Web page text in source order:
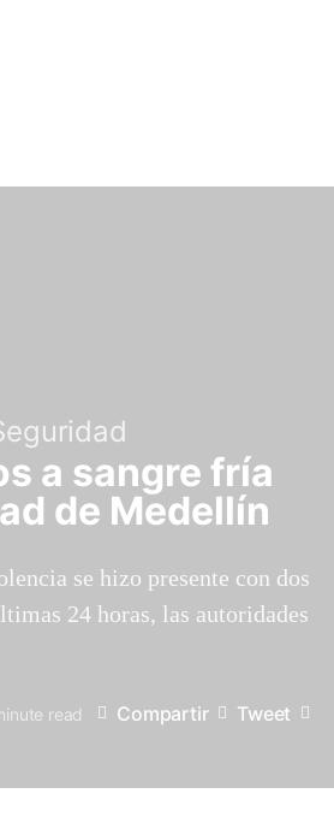
a sangre fría
de Medellín
se hizo presente con dos
24 horas, las autoridades
read Compartir Tweet